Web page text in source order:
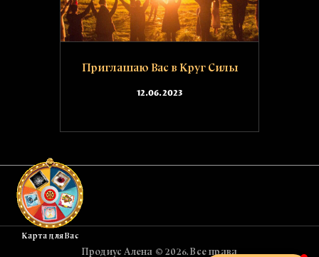
Приглашаю Вас в Круг Силы
12.06.2023
Продиус Алена © 2026. Все права
Карта для Вас